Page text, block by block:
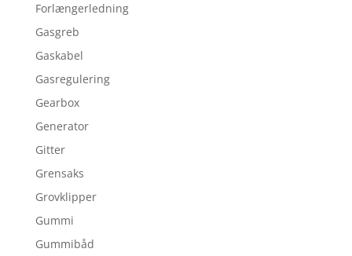
Forlængerledning
Gasgreb
Gaskabel
Gasregulering
Gearbox
Generator
Gitter
Grensaks
Grovklipper
Gummi
Gummibåd